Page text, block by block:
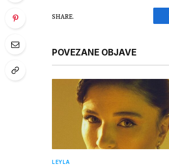
SHARE.
POVEZANE OBJAVE
LEYLA